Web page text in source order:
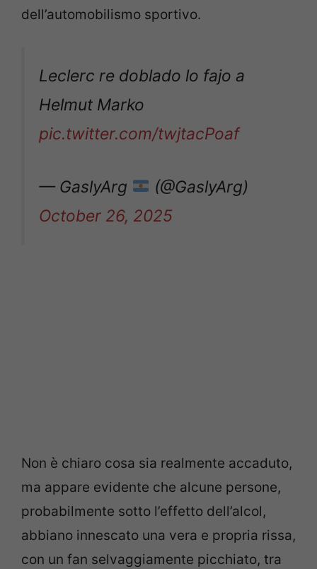
dell’automobilismo sportivo.
Leclerc re doblado lo fajo a
Helmut Marko
pic.twitter.com/twjtacPoaf
— GaslyArg
(@GaslyArg)
October 26, 2025
Non è chiaro cosa sia realmente accaduto,
ma appare evidente che alcune persone,
probabilmente sotto l’effetto dell’alcol,
abbiano innescato una vera e propria rissa,
con un fan selvaggiamente picchiato, tra